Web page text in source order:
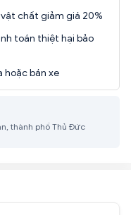
chất giảm giá 20%
toán thiệt hại bảo
hoặc bán xe
thành phố Thủ Đức